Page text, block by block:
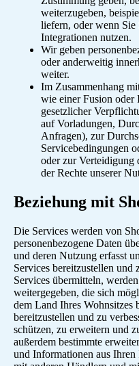
weiterzugeben,
liefern, oder wenn
Integrationen nutzen.
Wir geben
oder anderweitig
weiter.
Im Zusammenhang
wie einer Fusion oder
gesetzlicher
auf Vorladungen,
Anfragen), zur
Servicebedingungen
oder zur Verteidigung
der Rechte unserer
Beziehung mit
Die Services werden von
personenbezogene Daten
und deren Nutzung erfasst
Services bereitzustellen und
Services übermitteln,
weitergegeben, die sich
dem Land Ihres Wohnsitzes
bereitzustellen und zu
schützen, zu erweitern und
außerdem bestimmte
und Informationen aus